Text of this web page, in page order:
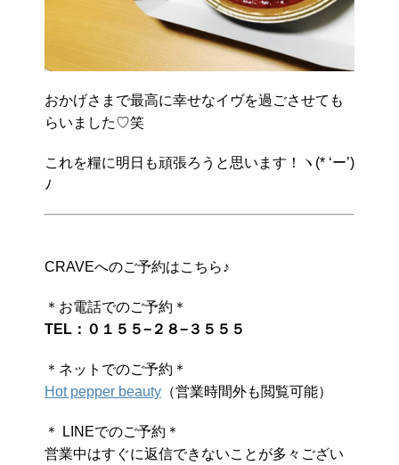
おかげさまで最高に幸せなイヴを過ごさせても
らいました♡笑
これを糧に明日も頑張ろうと思います！ヽ(* ‘ー’)
ﾉ
CRAVEへのご予約はこちら♪
＊お電話でのご予約＊
TEL：０１５５−２８−３５５５
＊ネットでのご予約＊
Hot pepper beauty （営業時間外も閲覧可能）
＊ LINEでのご予約＊
営業中はすぐに返信できないことが多々ござい